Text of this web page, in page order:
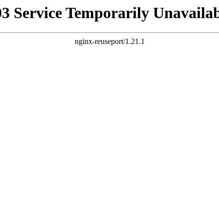
Service Temporarily
nginx-reuseport/1.21.1